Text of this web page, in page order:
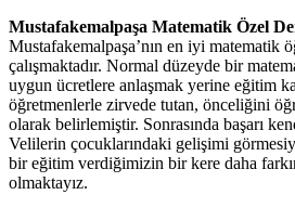
Mustafakemalpaşa Matematik Özel
Mustafakemalpaşa’nın en iyi matematik
çalışmaktadır. Normal düzeyde bir
uygun ücretlere anlaşmak yerine eğitim
öğretmenlerle zirvede tutan, önceliğini
olarak belirlemiştir. Sonrasında başarı
Velilerin çocuklarındaki gelişimi
bir eğitim verdiğimizin bir kere daha
olmaktayız.